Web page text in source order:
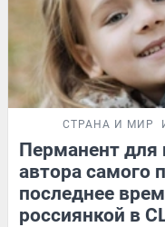
СТРАНА И МИР
Перманент
автора самого
последнее
россиянкой в